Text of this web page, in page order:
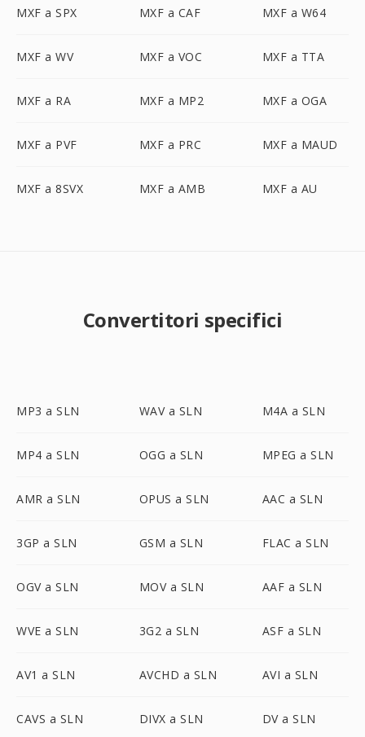
MXF a SPX MXF a CAF MXF a W64
MXF a WV MXF a VOC MXF a TTA
MXF a RA MXF a MP2 MXF a OGA
MXF a PVF MXF a PRC MXF a MAUD
MXF a 8SVX MXF a AMB MXF a AU
Convertitori specifici
MP3 a SLN WAV a SLN M4A a SLN
MP4 a SLN OGG a SLN MPEG a SLN
AMR a SLN OPUS a SLN AAC a SLN
3GP a SLN GSM a SLN FLAC a SLN
OGV a SLN MOV a SLN AAF a SLN
WVE a SLN 3G2 a SLN ASF a SLN
AV1 a SLN AVCHD a SLN AVI a SLN
CAVS a SLN DIVX a SLN DV a SLN